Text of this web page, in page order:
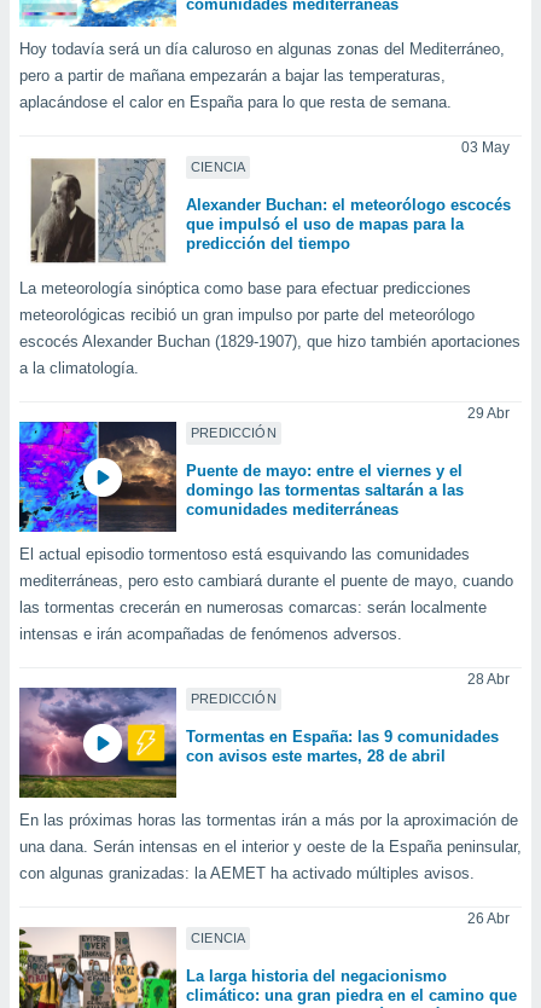
de que
sean
para
ni para
o
aunque
no
Puedes
web a
abono
como
este sitio
IP
de
posible
traten tus
a lo que
Para
su
comunidades mediterráneas
Hoy todavía será un día caluroso en algunas zonas del Mediterráneo,
pero a partir de mañana empezarán a bajar las temperaturas,
aplacándose el calor en España para lo que resta de semana.
CIENCIA
03 May
Alexander Buchan: el meteorólogo escocés
que impulsó el uso de mapas para la
predicción del tiempo
La meteorología sinóptica como base para efectuar predicciones
meteorológicas recibió un gran impulso por parte del meteorólogo
escocés Alexander Buchan (1829-1907), que hizo también aportaciones
a la climatología.
PREDICCIÓN
29 Abr
Puente de mayo: entre el viernes y el
domingo las tormentas saltarán a las
comunidades mediterráneas
El actual episodio tormentoso está esquivando las comunidades
mediterráneas, pero esto cambiará durante el puente de mayo, cuando
las tormentas crecerán en numerosas comarcas: serán localmente
intensas e irán acompañadas de fenómenos adversos.
PREDICCIÓN
28 Abr
Tormentas en España: las 9 comunidades
con avisos este martes, 28 de abril
En las próximas horas las tormentas irán a más por la aproximación de
una dana. Serán intensas en el interior y oeste de la España peninsular,
con algunas granizadas: la AEMET ha activado múltiples avisos.
CIENCIA
26 Abr
La larga historia del negacionismo
climático: una gran piedra en el camino que